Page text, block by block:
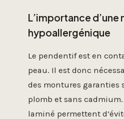
L’importance d’une
hypoallergénique
Le pendentif est en
peau. Il est donc
des montures garanties
plomb et sans cadmium.
laminé permettent